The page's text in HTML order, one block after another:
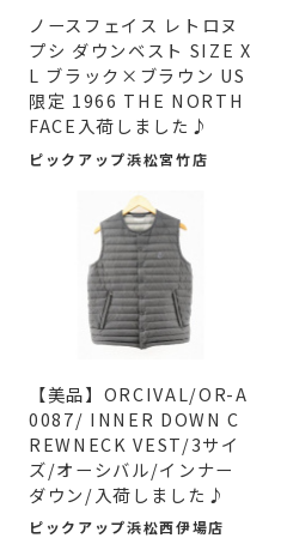
​ノースフェイス レトロヌ
プシ ダウンベスト SIZE X
L ブラック×ブラウン US
限定 1966 THE NORTH
FACE入荷しました♪
ピックアップ浜松宮竹店
【美品】ORCIVAL/OR-A
0087/ INNER DOWN C
REWNECK VEST/3サイ
ズ/オーシバル/インナー
ダウン/入荷しました♪
ピックアップ浜松西伊場店